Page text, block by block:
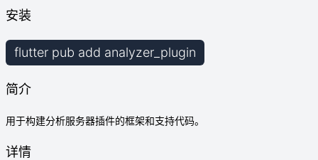
安装
flutter pub add analyzer_plugin
简介
用于构建分析服务器插件的框架和支持代码。
详情